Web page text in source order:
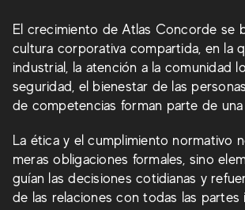
El crecimiento de Atlas Concorde se
cultura corporativa compartida, en la
industrial, la atención a la comunidad
seguridad, el bienestar de las
de competencias forman parte de una
La ética y el cumplimiento normativo
meras obligaciones formales, sino
guían las decisiones cotidianas y
de las relaciones con todas las partes